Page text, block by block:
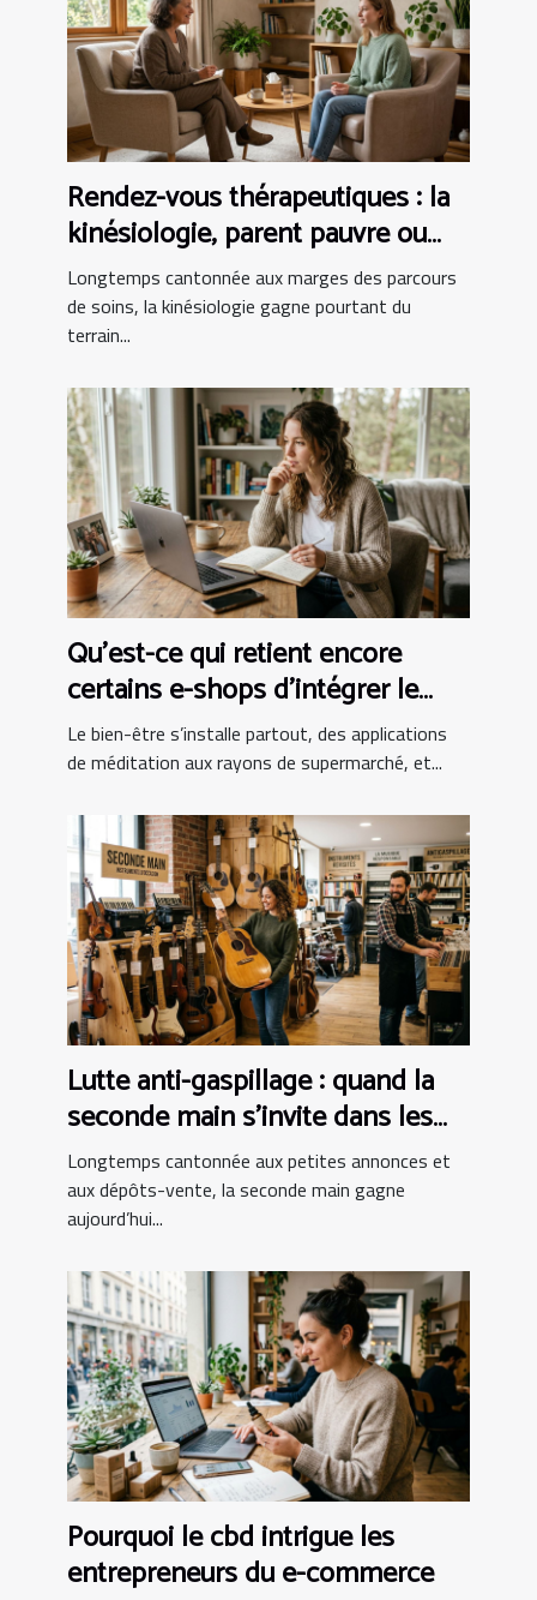
Rendez-vous thérapeutiques : la
kinésiologie, parent pauvre ou
alliée incontournable ?
Longtemps cantonnée aux marges des parcours
de soins, la kinésiologie gagne pourtant du
terrain...
Qu’est-ce qui retient encore
certains e-shops d’intégrer le
bien-être au panier ?
Le bien-être s’installe partout, des applications
de méditation aux rayons de supermarché, et...
Lutte anti-gaspillage : quand la
seconde main s’invite dans les
boutiques d’instruments
Longtemps cantonnée aux petites annonces et
aux dépôts-vente, la seconde main gagne
aujourd’hui...
Pourquoi le cbd intrigue les
entrepreneurs du e-commerce